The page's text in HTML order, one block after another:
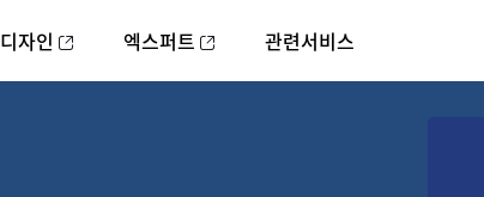
디자인 엑스퍼트 관련서비스